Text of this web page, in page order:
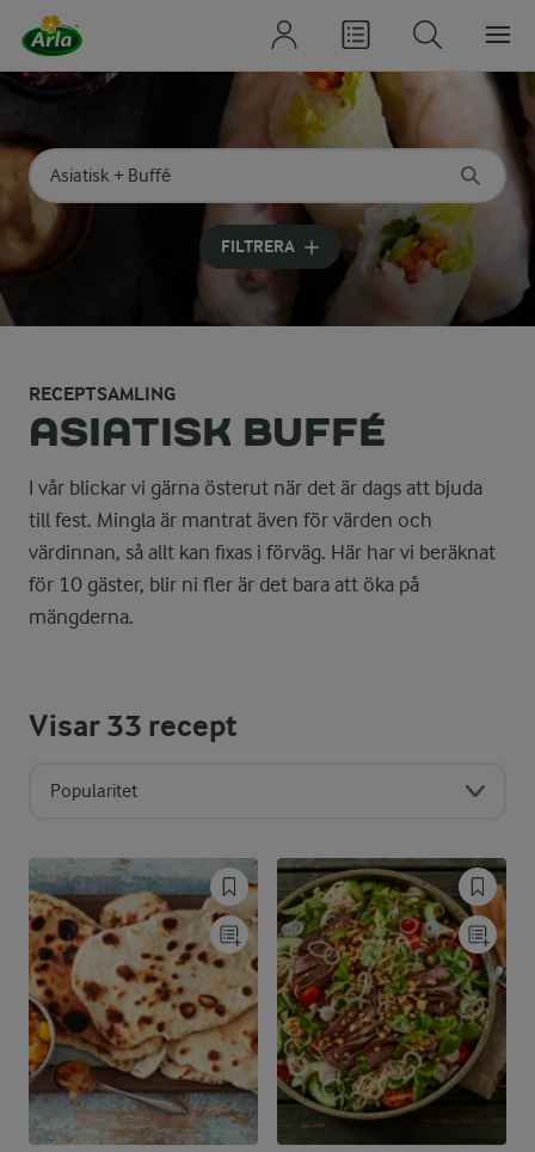
Sök på kategori eller ingrediens
Skriv in sökord för att få förslag
FILTRERA
RECEPTSAMLING
ASIATISK BUFFÉ
I vår blickar vi gärna österut när det är dags att bjuda
till fest. Mingla är mantrat även för värden och
värdinnan, så allt kan fixas i förväg. Här har vi beräknat
för 10 gäster, blir ni fler är det bara att öka på
mängderna.
Visar33 recept
Popularitet